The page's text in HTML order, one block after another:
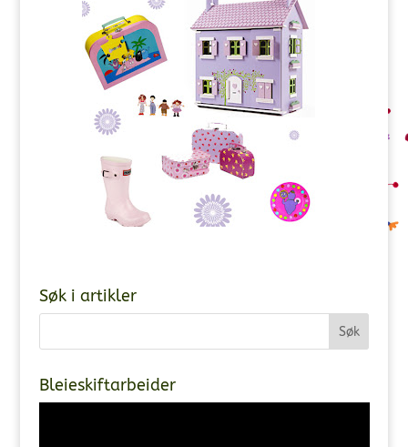
Søk i artikler
Bleieskiftarbeider